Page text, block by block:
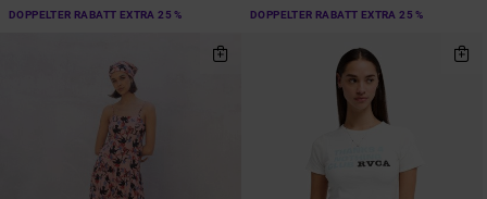
DOPPELTER RABATT EXTRA 25 % DOPPELTER RABATT EXTRA 25 %